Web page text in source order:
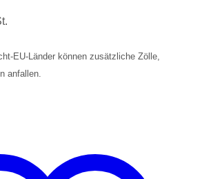
EU-Länder können zusätzliche Zölle,
anfallen.